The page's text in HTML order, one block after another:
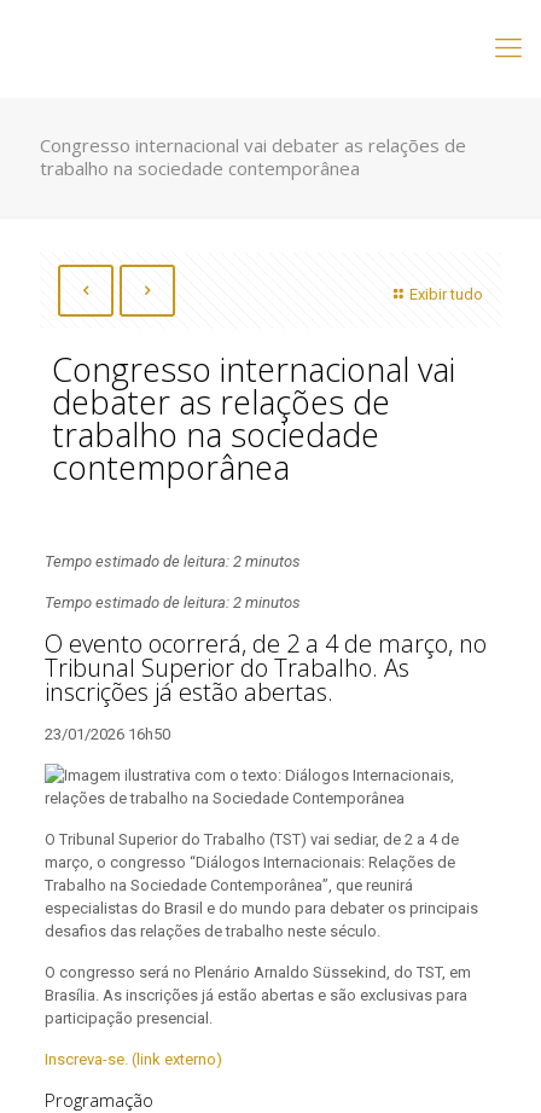
Congresso internacional vai debater as relações de
trabalho na sociedade contemporânea
Exibir tudo
Congresso internacional vai
debater as relações de
trabalho na sociedade
contemporânea
Tempo estimado de leitura: 2 minutos
Tempo estimado de leitura: 2 minutos
O evento ocorrerá, de 2 a 4 de março, no
Tribunal Superior do Trabalho. As
inscrições já estão abertas.
23/01/2026 16h50
O Tribunal Superior do Trabalho (TST) vai sediar, de 2 a 4 de
março, o congresso “Diálogos Internacionais: Relações de
Trabalho na Sociedade Contemporânea”, que reunirá
especialistas do Brasil e do mundo para debater os principais
desafios das relações de trabalho neste século.
O congresso será no Plenário Arnaldo Süssekind, do TST, em
Brasília. As inscrições já estão abertas e são exclusivas para
participação presencial.
Inscreva-se. (link externo)
Programação